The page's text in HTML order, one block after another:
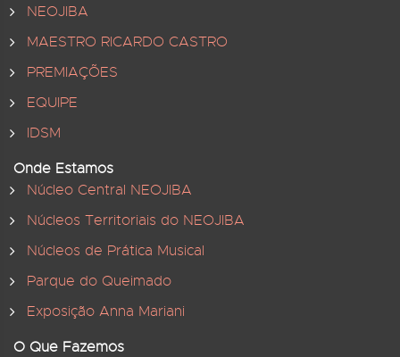
NEOJIBA
MAESTRO RICARDO CASTRO
PREMIAÇÕES
EQUIPE
IDSM
Onde Estamos
Núcleo Central NEOJIBA
Núcleos Territoriais do NEOJIBA
Núcleos de Prática Musical
Parque do Queimado
Exposição Anna Mariani
O Que Fazemos